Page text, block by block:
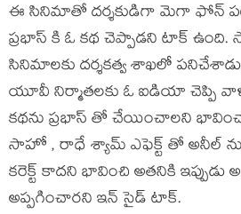
ఈ సినిమాతో దర్శకుడిగా మెగా ఫోన్
ప్రభాస్ కి ఓ కథ చెప్పాడని టాక్
సినిమాలకు దర్శకత్వ శాఖలో
యూవీ నిర్మాతలకు ఓ ఐడియా చెప్పి
కథను ప్రభాస్ తో చేయించాలని
సాహో , రాధే శ్యామ్ ఎఫెక్ట్ తో అనీల్
కరెక్ట్ కాదని భావించి అతనికి
అప్పగించారని ఇన్ సైడ్ టాక్.